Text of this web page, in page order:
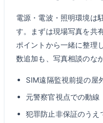
電源・電波・照明環境は
す。まずは現場写真を共
ポイントから一緒に整理
数追加も、写真相談のな
SIM遠隔監視前提の屋
元警察官視点での動線
犯罪防止非保証のうえ